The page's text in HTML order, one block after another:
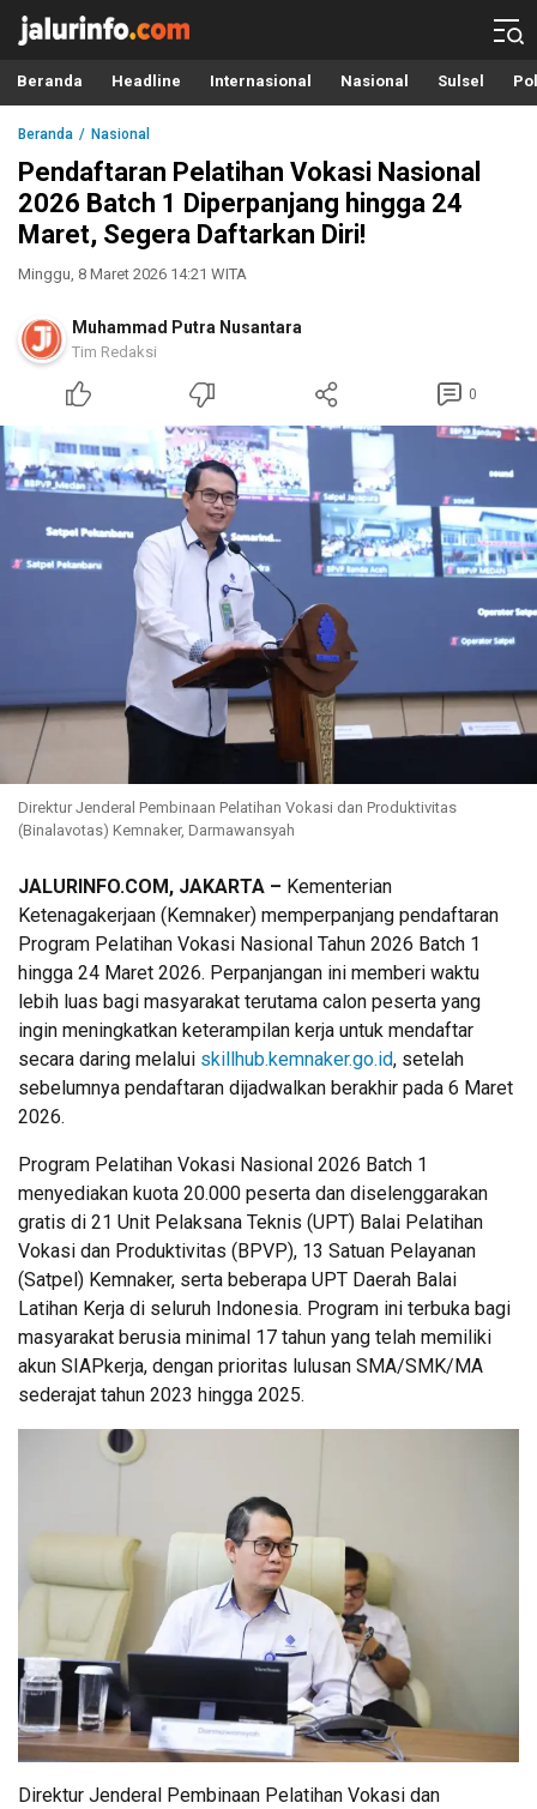
Info Terbaru, Berita Terkini Hari Ini, Jalurinfo.com
Terkini, Akurat dan Terpercaya
Beranda Headline Internasional Nasional Sulsel
Beranda Nasional
Pendaftaran Pelatihan Vokasi Nasional
2026 Batch 1 Diperpanjang hingga 24
Maret, Segera Daftarkan Diri!
Minggu, 8 Maret 2026 14:21 WITA
Muhammad Putra Nusantara
Tim Redaksi
0
Direktur Jenderal Pembinaan Pelatihan Vokasi dan Produktivitas
(Binalavotas) Kemnaker, Darmawansyah
JALURINFO.COM, JAKARTA – Kementerian
Ketenagakerjaan (Kemnaker) memperpanjang pendaftaran
Program Pelatihan Vokasi Nasional Tahun 2026 Batch 1
hingga 24 Maret 2026. Perpanjangan ini memberi waktu
lebih luas bagi masyarakat terutama calon peserta yang
ingin meningkatkan keterampilan kerja untuk mendaftar
secara daring melalui skillhub.kemnaker.go.id, setelah
sebelumnya pendaftaran dijadwalkan berakhir pada 6 Maret
2026.
Program Pelatihan Vokasi Nasional 2026 Batch 1
menyediakan kuota 20.000 peserta dan diselenggarakan
gratis di 21 Unit Pelaksana Teknis (UPT) Balai Pelatihan
Vokasi dan Produktivitas (BPVP), 13 Satuan Pelayanan
(Satpel) Kemnaker, serta beberapa UPT Daerah Balai
Latihan Kerja di seluruh Indonesia. Program ini terbuka bagi
masyarakat berusia minimal 17 tahun yang telah memiliki
akun SIAPkerja, dengan prioritas lulusan SMA/SMK/MA
sederajat tahun 2023 hingga 2025.
Direktur Jenderal Pembinaan Pelatihan Vokasi dan